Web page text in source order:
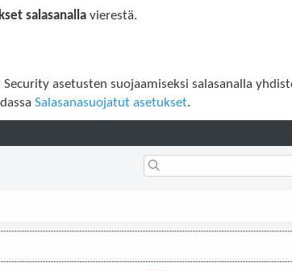
salasanalla vierestä.
asetusten suojaamiseksi salasanalla
Salasanasuojatut asetukset.